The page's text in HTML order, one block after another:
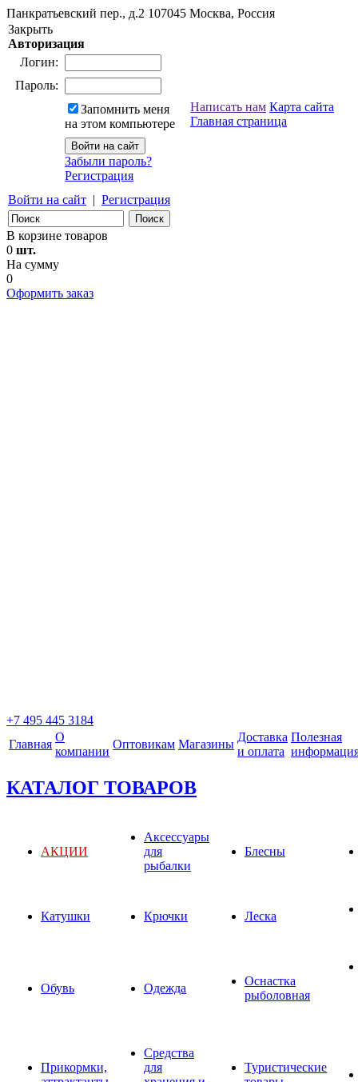
Панкратьевский пер., д.2 107045 Москва, Россия
Закрыть
Авторизация
Логин:
Пароль:
Запомнить меня
на этом компьютере
Забыли пароль?
Регистрация
Войти на сайт | Регистрация
Написать нам Карта сайта
Главная страница
В корзине товаров
0 шт.
На сумму
0
Оформить заказ
+7 495 445 3184
Главная
О
компании
Оптовикам Магазины
Доставка
и оплата
Полезная
КАТАЛОГ ТОВАРОВ
АКЦИИ
Аксессуары
для
рыбалки
Блесны
Катушки Крючки Леска
Обувь Одежда
Оснастка
рыболовная
Прикормки,
Средства
для
Туристические